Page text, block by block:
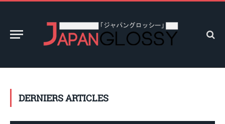
DERNIERS ARTICLES